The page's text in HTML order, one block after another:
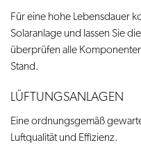
Für eine hohe Lebensdauer
Solaranlage und lassen Sie
überprüfen alle
Stand.
LÜFTUNGSANLAGEN
Eine ordnungsgemäß
Luftqualität und Effizienz.